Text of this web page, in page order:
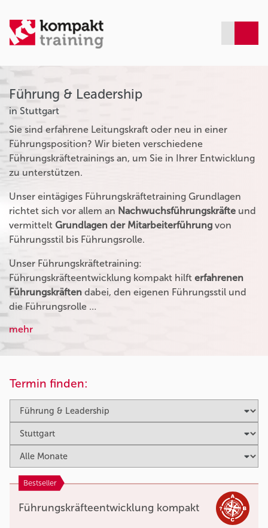
Führung & Leadership
in Stuttgart
Sie sind erfahrene Leitungskraft oder neu in einer
Führungsposition? Wir bieten verschiedene
Führungskräftetrainings an, um Sie in Ihrer Entwicklung
zu unterstützen.
Unser eintägiges Führungskräftetraining Grundlagen
richtet sich vor allem an Nachwuchsführungskräfte und
vermittelt Grundlagen der Mitarbeiterführung von
Führungsstil bis Führungsrolle.
Unser Führungskräftetraining:
Führungskräfteentwicklung kompakt hilft erfahrenen
Führungskräften dabei, den eigenen Führungsstil und
die Führungsrolle …
mehr
Termin finden:
Bestseller
Führungskräfteentwicklung kompakt